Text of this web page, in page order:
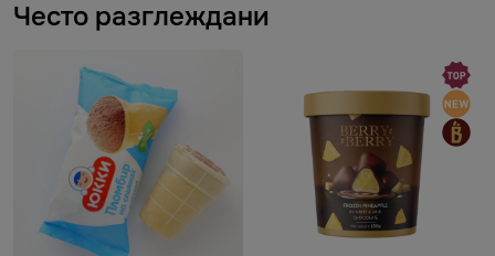
Често разглеждани